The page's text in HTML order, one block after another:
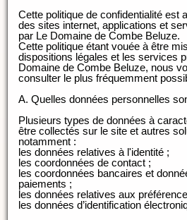
Cette politique de confidentialité est
des sites internet, applications et
par Le Domaine de Combe Beluze.
Cette politique étant vouée à être
dispositions légales et les services
Domaine de Combe Beluze, nous
consulter le plus fréquemment
Plusieurs types de données à caractère personnel peuvent
être collectés sur le site et autres solutions
notamment :
les données relatives à l'identité ;
les coordonnées de contact ;
les coordonnées bancaires et
paiements ;
les données
les données d’identification